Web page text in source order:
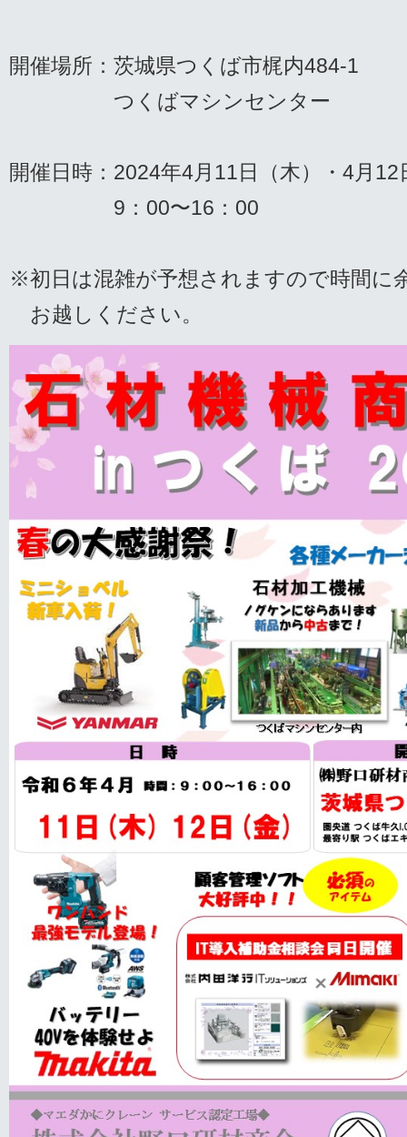
開催場所：茨城県つくば市梶内484‐1
つくばマシンセンター
開催日時：2024年4月11日（木）・4月12
9：00〜16：00
※初日は混雑が予想されますので時間に
お越しください。